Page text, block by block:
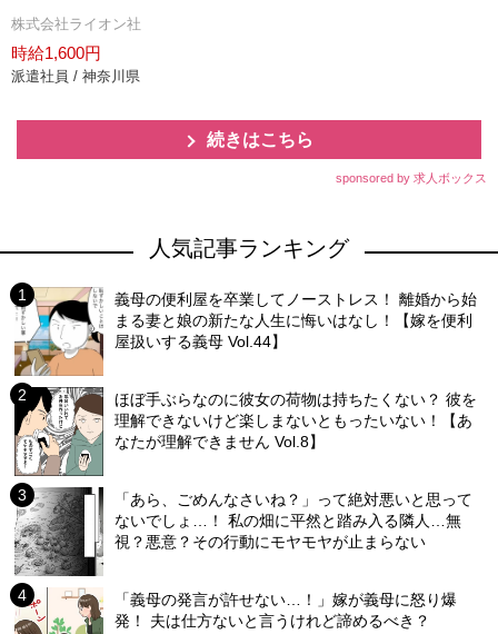
株式会社ライオン社
時給1,600円
派遣社員 / 神奈川県
続きはこちら
sponsored by 求人ボックス
人気記事ランキング
義母の便利屋を卒業してノーストレス！ 離婚から始
まる妻と娘の新たな人生に悔いはなし！【嫁を便利
屋扱いする義母 Vol.44】
ほぼ手ぶらなのに彼女の荷物は持ちたくない？ 彼を
理解できないけど楽しまないともったいない！【あ
なたが理解できません Vol.8】
「あら、ごめんなさいね？」って絶対悪いと思って
ないでしょ…！ 私の畑に平然と踏み入る隣人…無
視？悪意？その行動にモヤモヤが止まらない
「義母の発言が許せない…！」嫁が義母に怒り爆
発！ 夫は仕方ないと言うけれど諦めるべき？